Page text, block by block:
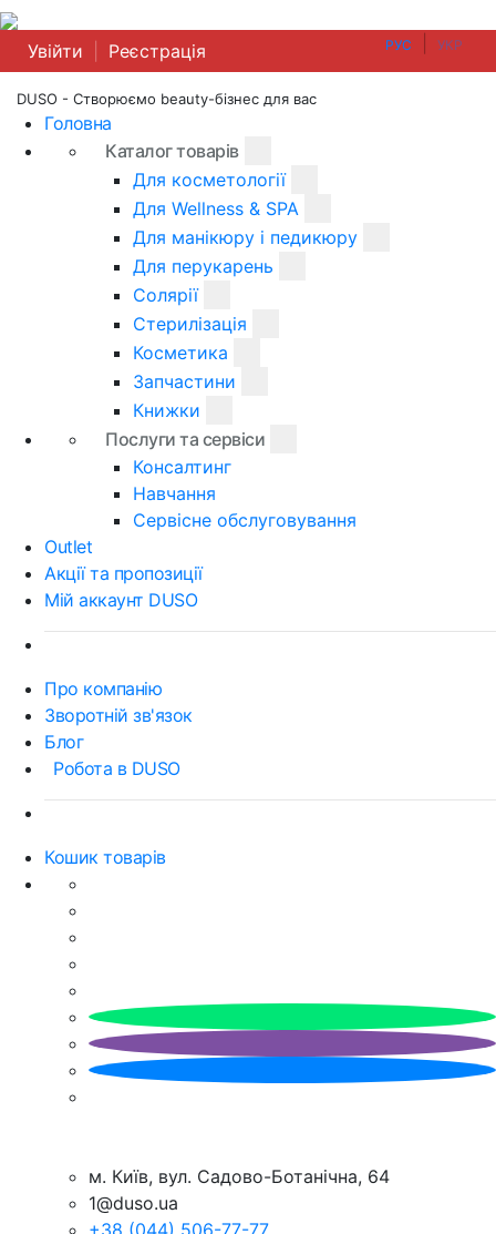
РУС УКР
Увійти Реєстрація
DUSO - Створюємо beauty-бізнес для вас
Головна
Каталог товарів
Для косметології
Для Wellness & SPA
Для манікюру і педикюру
Для перукарень
Солярії
Стерилізація
Косметика
Запчастини
Книжки
Послуги та сервіси
Консалтинг
Навчання
Сервісне обслуговування
Outlet
Акції та пропозиції
Мій аккаунт DUSO
Про компанію
Зворотній зв'язок
Блог
Робота в DUSO
Кошик товарів
м. Київ, вул. Садово-Ботанічна, 64
1@duso.ua
+38 (044) 506-77-77